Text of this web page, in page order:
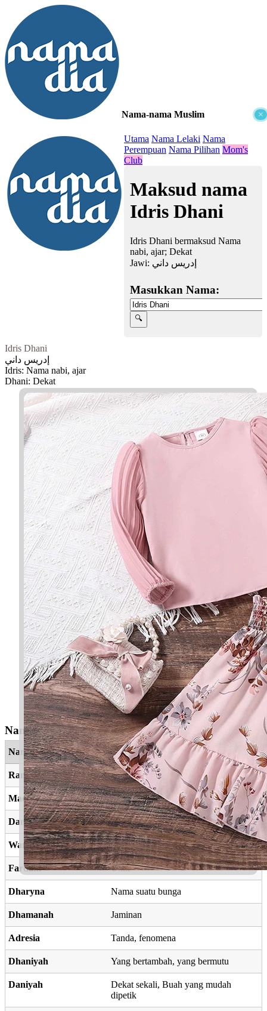
×
Nama-nama Muslim
Utama Nama Lelaki Nama
Perempuan Nama Pilihan Mom's
Club
Maksud nama
Idris Dhani
Idris Dhani bermaksud Nama
nabi, ajar; Dekat
Jawi: إدريس داني
Masukkan Nama:
Idris Dhani
إدريس داني
Idris: Nama nabi, ajar
Dhani: Dekat
Facebook
TwitterWhatsApp
Line TelegramShare
Nama Yang Berkaitan
Nama Maksud
Ramadhani Bulan Ramadan
Madani Kemajuan, awam
Danial Nabi Allah SWT
Wardani Bunga mawar
Fardani Unik
Dharyna Nama suatu bunga
Dhamanah Jaminan
Adresia Tanda, fenomena
Dhaniyah Yang bertambah, yang bermutu
Daniyah
Dekat sekali, Buah yang mudah
dipetik